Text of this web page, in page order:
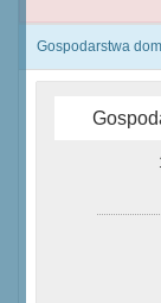
Gospodarstwa